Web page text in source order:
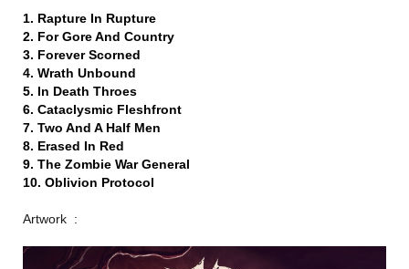
1. Rapture In Rupture
2. For Gore And Country
3. Forever Scorned
4. Wrath Unbound
5. In Death Throes
6. Cataclysmic Fleshfront
7. Two And A Half Men
8. Erased In Red
9. The Zombie War General
10. Oblivion Protocol
Artwork :